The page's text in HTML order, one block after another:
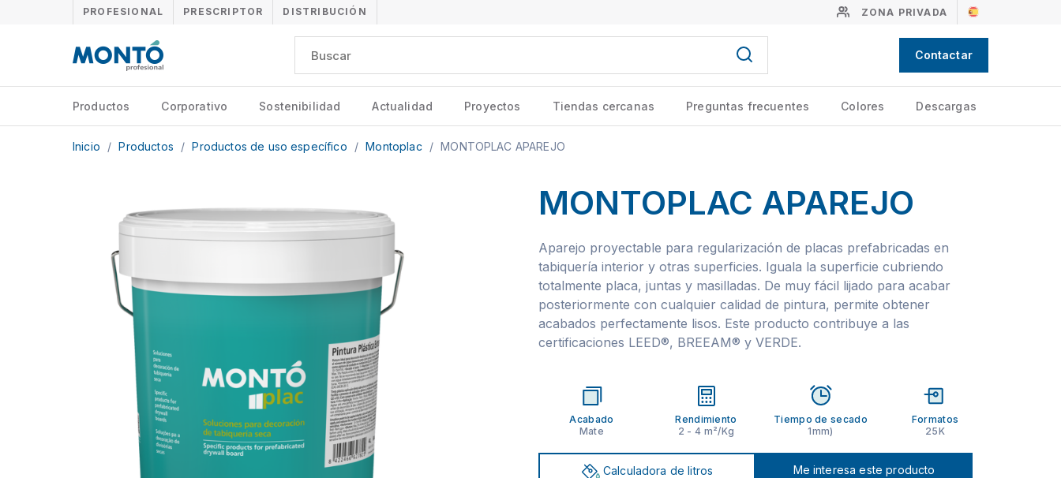
PROFESIONAL PRESCRIPTOR DISTRIBUCIÓN ZONA PRIVADA
Contactar
Productos Corporativo Sostenibilidad Actualidad Proyectos Tiendas cercanas Preguntas frecuentes Colores Descargas
Inicio / Productos / Productos de uso específico / Montoplac / MONTOPLAC APAREJO
MONTOPLAC APAREJO
Aparejo proyectable para regularización de placas prefabricadas en
tabiquería interior y otras superficies. Iguala la superficie cubriendo
totalmente placa, juntas y masilladas. De muy fácil lijado para acabar
posteriormente con cualquier calidad de pintura, permite obtener
acabados perfectamente lisos. Este producto contribuye a las
certificaciones LEED®, BREEAM® y VERDE.
Acabado
Mate
Rendimiento
2 - 4 m²/Kg
Tiempo de secado
1mm)
Formatos
25K
Calculadora de litros Me interesa este producto